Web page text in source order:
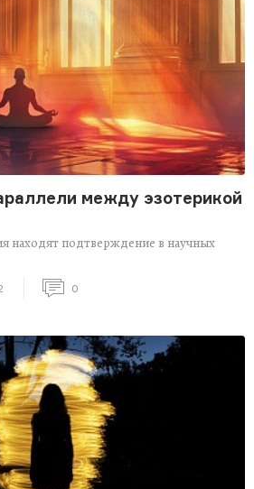
между эзотерикой
находят подтверждение в научных
0